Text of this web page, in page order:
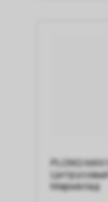
PLONQ MAX
Мармелад